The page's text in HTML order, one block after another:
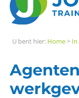
U bent hier: Home>